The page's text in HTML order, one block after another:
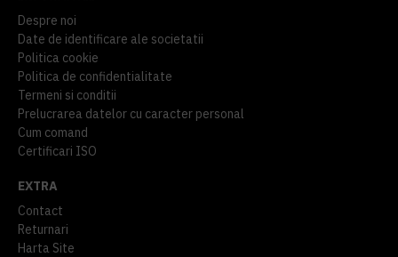
Despre noi
Date de identificare ale societatii
Politica cookie
Politica de confidentialitate
Termeni si conditii
Prelucrarea datelor cu caracter personal
Cum comand
Certificari ISO
EXTRA
Contact
Returnari
Harta Site